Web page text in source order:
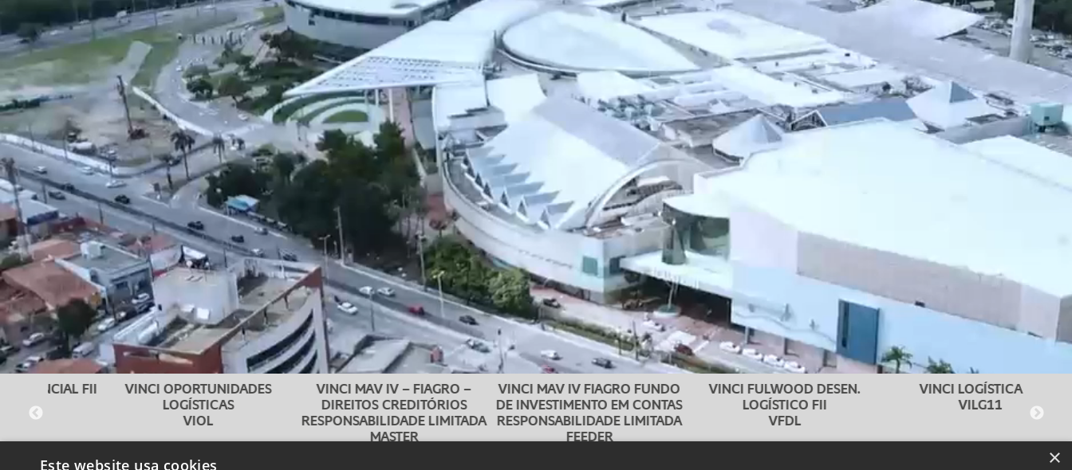
VINCI OPORTUNIDADES
LOGÍSTICAS
VINCI MAV IV – FIAGRO –
DIREITOS CREDITÓRIOS
RESPONSABILIDADE LIMITADA
VINCI MAV IV FIAGRO FUNDO
DE INVESTIMENTO EM CONTAS
RESPONSABILIDADE LIMITADA
VINCI FULWOOD DESEN.
LOGÍSTICO FII
VINCI LOGÍSTICA FII
×
Este website usa cookies